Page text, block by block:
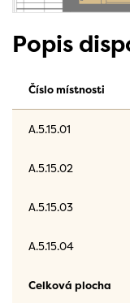
Popis
Číslo místnosti
A.5.15.01
A.5.15.02
A.5.15.03
A.5.15.04
Celková plocha